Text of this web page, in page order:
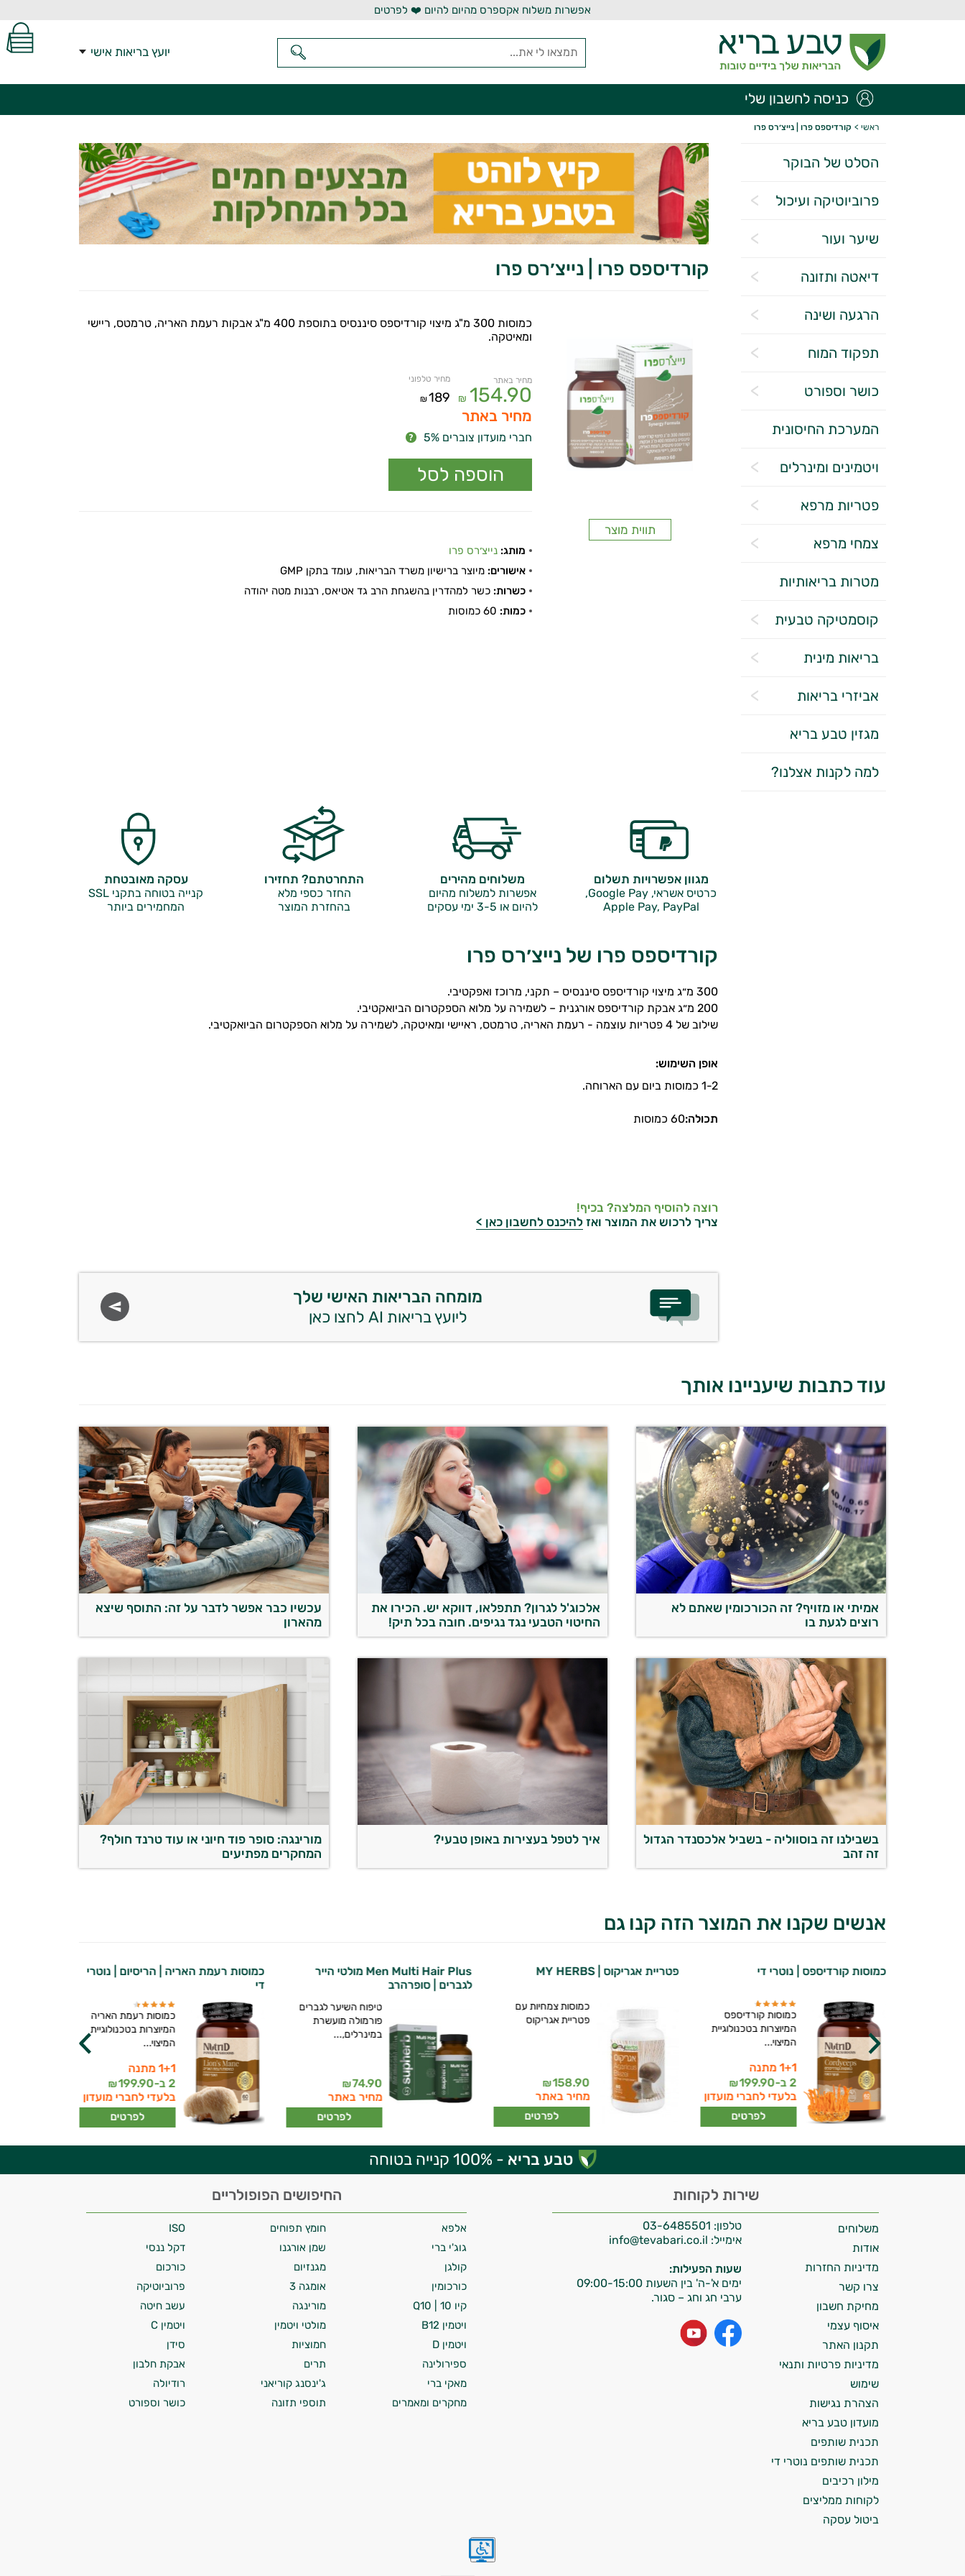
אפשרות משלוח אקספרס מהיום להיום ❤️ לפרטים
יועץ בריאות אישי
כניסה לחשבון שלי
ראשי > קורדיספס פרו | נייצ׳רס פרו
הסלט של הבוקר
פרוביוטיקה ועיכול
שיער ועור
דיאטה ותזונה
הרגעה ושינה
תפקוד המוח
כושר וספורט
המערכת החיסונית
ויטמינים ומינרלים
פטריות מרפא
צמחי מרפא
מטרות בריאותיות
קוסמטיקה טבעית
בריאות מינית
אביזרי בריאות
מגזין טבע בריא
למה לקנות אצלנו?
קורדיספס פרו | נייצ׳רס פרו
תווית מוצר
כמוסות 300 מ"ג מיצוי קורדיספס סיננסיס בתוספת 400 מ"ג אבקות רעמת האריה, טרמטס, ריישי
ומאיטקה.
מחיר באתר
154.90
₪
מחיר טלפוני
189
₪
מחיר באתר
חברי מועדון צוברים 5%
מותג: נייצ׳רס פרו
אישורים: מיוצר ברישיון משרד הבריאות, עומד בתקן GMP
כשרות: כשר למהדרין בהשגחת הרב גד אטיאס, רבנות מטה יהודה
כמות:
מגוון אפשרויות תשלום
כרטיס אשראי, Google Pay,
Apple Pay, PayPal
משלוחים מהירים
אפשרות למשלוח מהיום
להיום או 3-5 ימי עסקים
התחרטתם? תחזירו
החזר כספי מלא
בהחזרת המוצר
עסקה מאובטחת
קנייה בטוחה בתקני SSL
המחמירים ביותר
קורדיספס פרו של נייצ׳רס פרו
300 מ״ג מיצוי קורדיספס סיננסיס – תקני, מרוכז ואפקטיבי.
200 מ״ג אבקת קורדיספס אורגנית – לשמירה על מלוא הספקטרום הביואקטיבי.
שילוב של 4 פטריות עוצמה - רעמת האריה, טרמטס, ראיישי ומאיטקה, לשמירה על מלוא הספקטרום הביואקטיבי.
אופן השימוש:
1-2 כמוסות ביום עם הארוחה.
תכולה:60 כמוסות
רוצה להוסיף המלצה? בכיף!
צריך לרכוש את המוצר ואז להיכנס לחשבון כאן >
מומחה הבריאות האישי שלך
ליועץ בריאות AI לחצו כאן
עוד כתבות שיעניינו אותך
אמיתי או מזויף? זה הכורכומין שאתם לא
רוצים לגעת בו
אלכוג'ל לגרון? תתפלאו, דווקא יש. הכירו את
החיטוי הטבעי נגד נגיפים. חובה בכל תיק!
עכשיו כבר אפשר לדבר על זה: התוסף שיצא
מהארון
בשבילנו זה בוסווליה - בשביל אלכסנדר הגדול
זה זהב
איך לטפל בעצירות באופן טבעי?
מורינגה: סופר פוד חיוני או עוד טרנד חולף?
המחקרים מפתיעים
אנשים שקנו את המוצר הזה קנו גם
כמוסות קורדיספס | נוטרי די
כמוסות קורדיספס
המיוצרות בטכנולוגיית
המיצוי...
1+1 מתנה
2 ב-
199.90
₪
בלעדי לחברי מועדון
לפרטים
פטריית אגריקוס | MY HERBS
כמוסות צמחיות עם
פטריית אגריקוס
158.90
₪
מחיר באתר
לפרטים
Men Multi Hair Plus מולטי הייר
לגברים | סופרהרב
טיפוח השיער לגברים
פורמולה מועשרת
במינרלים,...
74.90
₪
מחיר באתר
לפרטים
כמוסות רעמת האריה | הריסיום | נוטרי
די
כמוסות רעמת האריה
המיוצרות בטכנולוגיית
המיצוי...
1+1 מתנה
2 ב-
199.90
₪
בלעדי לחברי מועדון
לפרטים
טבע בריא - 100% קנייה בטוחה
שירות לקוחות
טלפון: 03-6485501
אימייל:
שעות הפעילות:
ימים א'-ה' בין השעות 09:00-15:00
ערבי חג וחג – סגור.
משלוחים
אודות
מדיניות החזרות
צרו קשר
מחיקת חשבון
איסוף עצמי
תקנון האתר
מדיניות פרטיות ותנאי
שימוש
הצהרת נגישות
מועדון טבע בריא
תכנית שותפים
תכנית שותפים נוטרי די
מילון רכיבים
לקוחות ממליצים
ביטול עסקה
החיפושים הפופולריים
אלפא חומץ תפוחים
ISO
גוג'י ברי
שמן אורגנו
דקל ננסי
קולגן
מגנזיום
כורכום
כורכומין
אומגה 3
פרוביוטיקה
קיו 10 | Q10
מורינגה
עשב חיטה
ויטמין B12
מולטי ויטמין
ויטמין C
ויטמין D
חמוציות
סידן
ספירולינה
תרים
אבקת חלבון
מאקי ברי
ג'ינסנג קוריאני
רודיולה
מחקרים ומאמרים
תוספי תזונה כושר וספורט
יועץ בריאות אישי AI
התשובות שלי מבוססות על מאגרי מידע קליניים
וספרות מקצועית בתחומי הרפואה הטבעית
ותזונת הספורט.
אני כאן כדי לעזור לך להתאים את תוספי
התזונה ומוצרי הבריאות המדויקים למטרות
ולמצב הגופני שלך, ולהסביר לך אילו רכיבים
עובדים יחד כדי למקסם תוצאות גם בחיי היום
המטרה שלי היא להתאים עבורך המלצות
אישיות מבוססות מדעית.
זה הזמן להתחיל. איך אוכל לעזור?